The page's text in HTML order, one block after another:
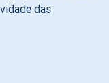
das